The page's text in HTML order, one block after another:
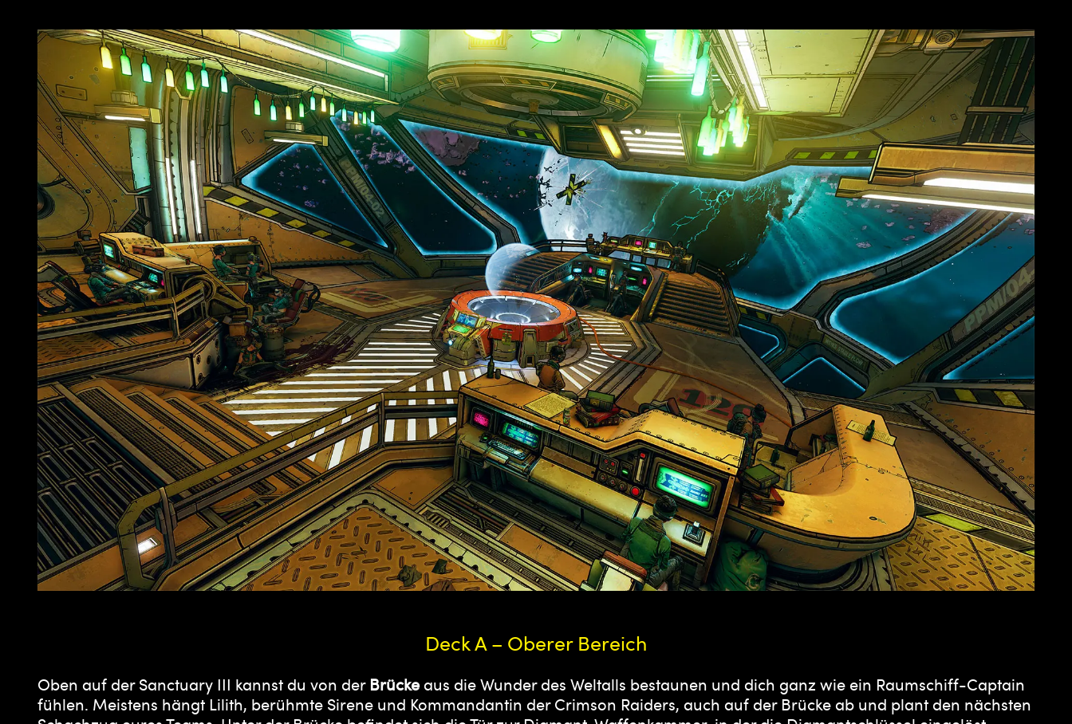
Deck A – Oberer Bereich
Oben auf der Sanctuary III kannst du von der Brückeaus die Wunder des Weltalls bestaunen und dich ganz wie ein Raumschiff-Captain
fühlen. Meistens hängt Lilith, berühmte Sirene und Kommandantin der Crimson Raiders, auch auf der Brücke ab und plant den nächsten